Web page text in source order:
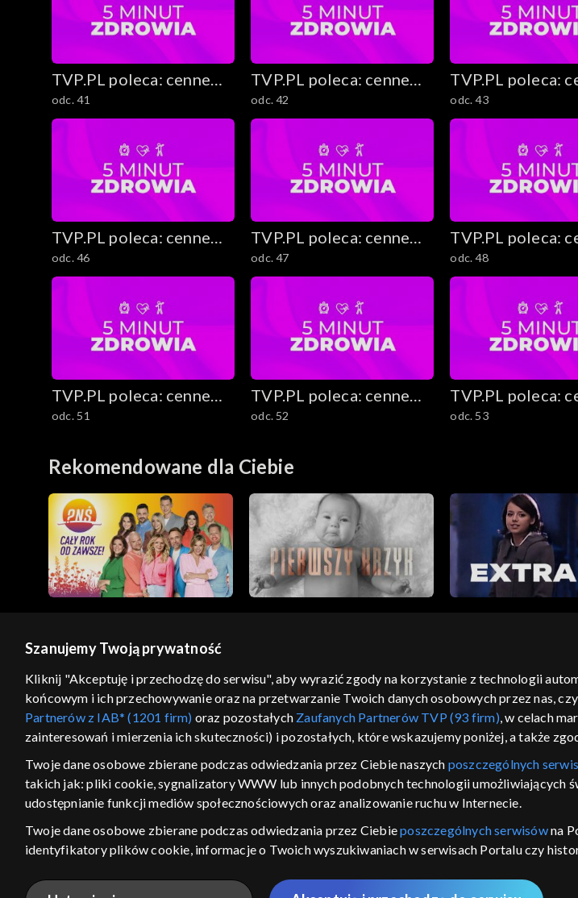
TVP.PL poleca: cenne
rady i ciekawostki
odc. 41
TVP.PL poleca: cenne
rady i ciekawostki
odc. 42
TVP.PL poleca:
rady i ciekawostki
odc. 43
TVP.PL poleca: cenne
rady i ciekawostki
odc. 46
TVP.PL poleca: cenne
rady i ciekawostki
odc. 47
TVP.PL poleca:
rady i ciekawostki
odc. 48
TVP.PL poleca: cenne
rady i ciekawostki
odc. 51
TVP.PL poleca: cenne
rady i ciekawostki
odc. 52
TVP.PL poleca:
rady i ciekawostki
odc. 53
Rekomendowane dla Ciebie
GEOLOKALIZACJA
ŁĄCZYSZ SIĘ SPOZA POLSKI
Kraj, z którego się łączysz, to Stany Zjednoczone ,
w związku z czym część tytułów na platformie TVP
materiały możesz obejrzeć.
regulamin serwisu cennik polityka prywatności moje zgody pomoc kontakt
Szanujemy Twoją prywatność
Kliknij "Akceptuję i przechodzę do serwisu", aby wyrazić zgody na korzystanie z technologii
końcowym i ich przechowywanie oraz na przetwarzanie Twoich danych osobowych przez nas,
Partnerów z IAB* (1201 firm) oraz pozostałych Zaufanych Partnerów TVP (93 firm), w celach
zainteresowań i mierzenia ich skuteczności) i pozostałych, które wskazujemy poniżej, a także
Twoje dane osobowe zbierane podczas odwiedzania przez Ciebie naszych poszczególnych
takich jak: pliki cookie, sygnalizatory WWW lub innych podobnych technologii umożliwiających
udostępnianie funkcji mediów społecznościowych oraz analizowanie ruchu w Internecie.
Twoje dane osobowe zbierane podczas odwiedzania przez Ciebieposzczególnych serwisówna
identyfikatory plików cookie, informacje o Twoich wyszukiwaniach w serwisach Portalu czy
wyboru spersonalizowanych reklam, tworzenia profilu spersonalizowanych reklam, tworzenia